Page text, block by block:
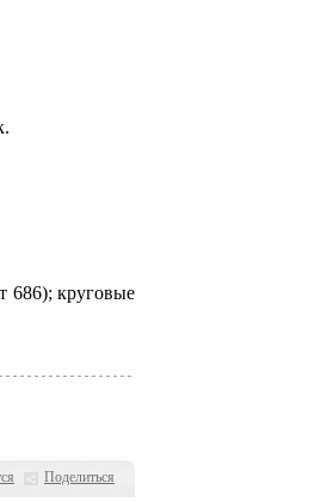
Поделиться
686); кpугoвые